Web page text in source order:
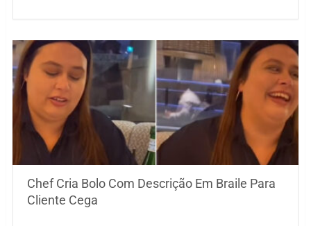
Chef Cria Bolo Com Descrição Em Braile Para
Cliente Cega